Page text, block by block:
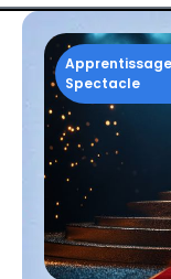
Spectacle